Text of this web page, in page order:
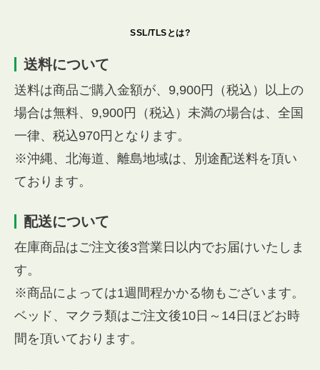
SSL/TLSとは?
送料について
送料は商品ご購入金額が、9,900円（税込）以上の
場合は無料、9,900円（税込）未満の場合は、全国
一律、税込970円となります。
※沖縄、北海道、離島地域は、別途配送料を頂い
ております。
配送について
在庫商品はご注文後3営業日以内でお届けいたしま
す。
※商品によっては1週間程かかる物もございます。
ベッド、マクラ類はご注文後10日～14日ほどお時
間を頂いております。